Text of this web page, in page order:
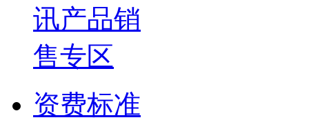
讯产品销
售专区
资费标准